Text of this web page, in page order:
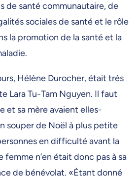
de santé communautaire, de
sociales de santé et le rôle
la promotion de la santé et la
Hélène Durocher, était très
Lara Tu-Tam Nguyen. Il faut
et sa mère avaient elles-
souper de Noël à plus petite
en difficulté avant la
femme n’en était donc pas à sa
de bénévolat. «Étant donné